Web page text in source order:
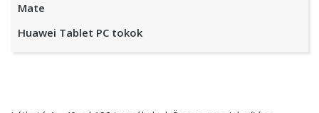
Mate
Huawei Tablet PC tokok